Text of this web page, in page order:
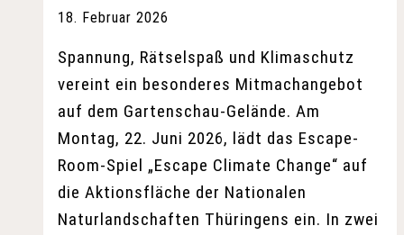
18. Februar 2026
Spannung, Rätselspaß und Klimaschutz
vereint ein besonderes Mitmachangebot
auf dem Gartenschau-Gelände. Am
Montag, 22. Juni 2026, lädt das Escape-
Room-Spiel „Escape Climate Change“ auf
die Aktionsfläche der Nationalen
Naturlandschaften Thüringens ein. In zwei